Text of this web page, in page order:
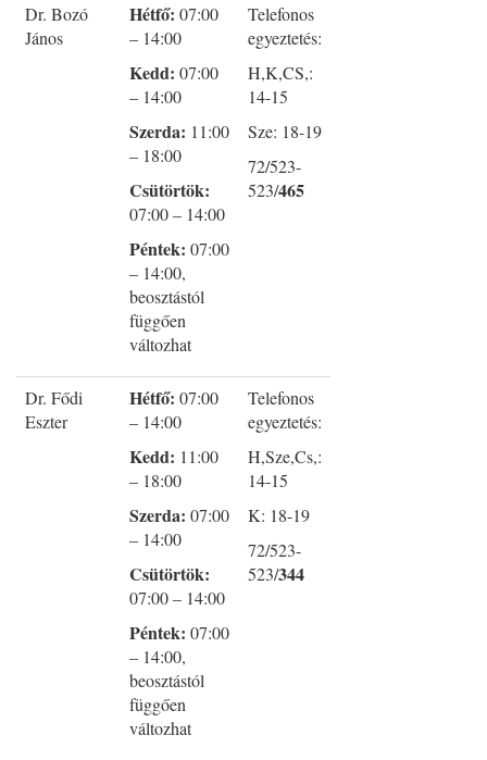
Dr. Bozó
János
Hétfő: 07:00
– 14:00
Kedd: 07:00
– 14:00
Szerda: 11:00
– 18:00
Csütörtök:
07:00 – 14:00
Péntek: 07:00
– 14:00,
beosztástól
függően
változhat
Telefonos
egyeztetés:
H,K,CS,:
14-15
Sze: 18-19
72/523-
523/465
Dr. Fődi
Eszter
Hétfő: 07:00
– 14:00
Kedd: 11:00
– 18:00
Szerda: 07:00
– 14:00
Csütörtök:
07:00 – 14:00
Péntek: 07:00
– 14:00,
beosztástól
függően
változhat
Telefonos
egyeztetés:
H,Sze,Cs,:
14-15
K: 18-19
72/523-
523/344